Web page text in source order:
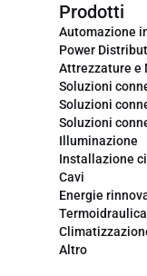
Prodotti
Automazione
Power
Attrezzature e
Soluzioni
Soluzioni
Soluzioni
Illuminazione
Installazione
Cavi
Energie
Termoidraulica
Altro